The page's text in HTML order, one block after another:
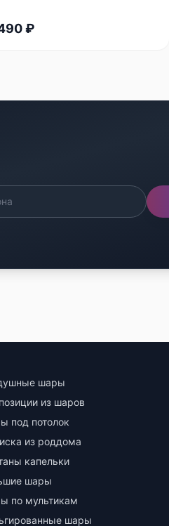
₽
шары
из шаров
под потолок
из роддома
капельки
шары
по мультикам
шары